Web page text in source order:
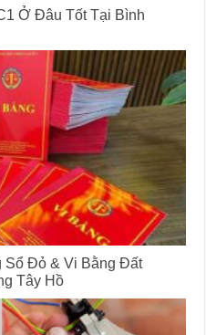
Ở Đâu Tốt Tại Bình
Sổ Đỏ & Vi Bằng Đất
Tây Hồ